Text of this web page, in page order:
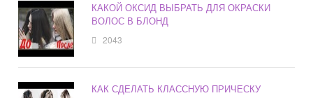
КАКОЙ ОКСИД ВЫБРАТЬ ДЛЯ ОКРАСКИ
ВОЛОС В БЛОНД
2043
КАК СДЕЛАТЬ КЛАССНУЮ ПРИЧЕСКУ